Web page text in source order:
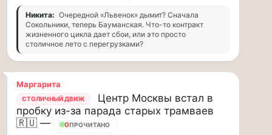
тарифы,
электробусы
и
дефицит
курьеров,
в
регионах
коммунальщики
нашли
свой
Никита: Очередной «Львенок» дымит? Сначала
Сокольники, теперь Бауманская. Что-то контракт
жизненного цикла дает сбои, или это просто
столичное лето с перегрузками?
Маргарита
СТОЛИЧНЫЙ ДВИЖ
Центр Москвы встал в
пробку из-за парада старых трамваев
🇷🇺 —
17ПРОЧИТАНО